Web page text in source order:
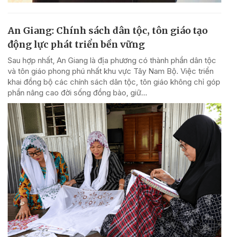
An Giang: Chính sách dân tộc, tôn giáo tạo
động lực phát triển bền vững
Sau hợp nhất, An Giang là địa phương có thành phần dân tộc
và tôn giáo phong phú nhất khu vực Tây Nam Bộ. Việc triển
khai đồng bộ các chính sách dân tộc, tôn giáo không chỉ góp
phần nâng cao đời sống đồng bào, giữ...